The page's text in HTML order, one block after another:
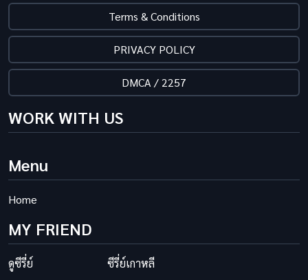
Terms & Conditions
PRIVACY POLICY
DMCA / 2257
WORK WITH US
Menu
Home
MY FRIEND
ดูซีรี่ย์ ซีรี่ย์เกาหลี